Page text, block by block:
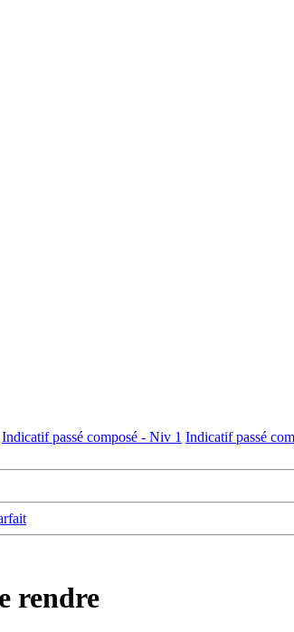
Indicatif passé composé - Niv 1 Indicatif passé
rendre